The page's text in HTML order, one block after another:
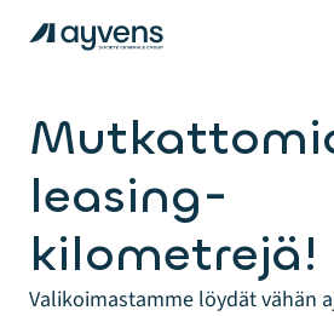
leasing-
kilometrejä!
Valikoimastamme löydät vähän